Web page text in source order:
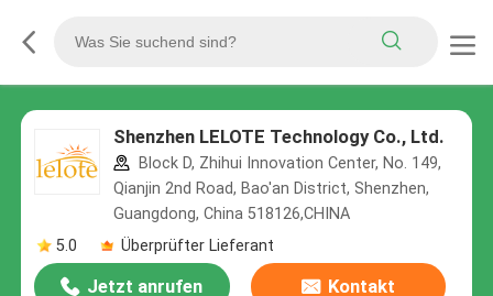
Shenzhen LELOTE Technology Co., Ltd.
Block D, Zhihui Innovation Center, No. 149,
Qianjin 2nd Road, Bao'an District, Shenzhen,
Guangdong, China 518126,CHINA
5.0
Überprüfter Lieferant
Jetzt anrufen Kontakt